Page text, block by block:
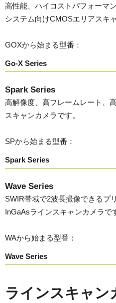
高性能、ハイコストパフォーマ
システム向けCMOSエリアスキ
GOXから始まる型番：
Go-X Series
Spark Series
高解像度、高フレームレート、
スキャンカメラです。
SPから始まる型番：
Spark Series
Wave Series
SWIR帯域で2波長撮像できるプ
InGaAsラインスキャンカメラで
WAから始まる型番：
Wave Series
ラインスキャン